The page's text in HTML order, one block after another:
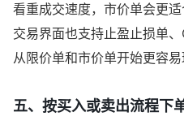
看重成交速度，市价单会更
交易界面也支持止盈止损单
从限价单和市价单开始更容
五、按买入或卖出流程下